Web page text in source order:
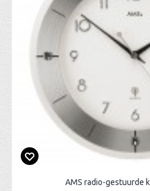
AMS radio-gestuurde